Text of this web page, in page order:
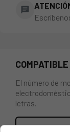
chat
El número de
letras.